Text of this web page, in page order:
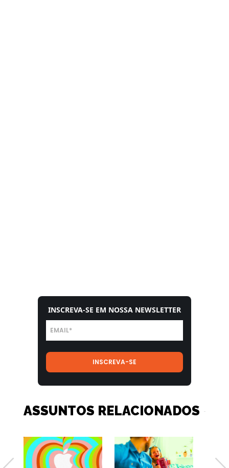
INSCREVA-SE EM NOSSA NEWSLETTER
ASSUNTOS RELACIONADOS